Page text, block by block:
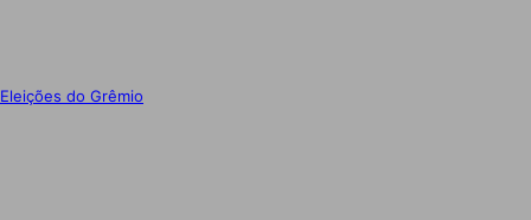
Eleições do Grêmio